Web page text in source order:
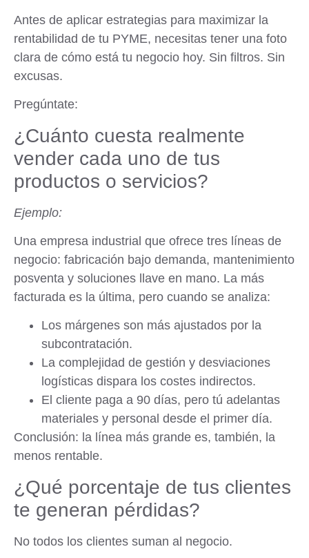
Antes de aplicar estrategias para maximizar la
rentabilidad de tu PYME, necesitas tener una foto
clara de cómo está tu negocio hoy. Sin filtros. Sin
excusas.
Pregúntate:
¿Cuánto cuesta realmente
vender cada uno de tus
productos o servicios?
Ejemplo:
Una empresa industrial que ofrece tres líneas de
negocio: fabricación bajo demanda, mantenimiento
posventa y soluciones llave en mano. La más
facturada es la última, pero cuando se analiza:
Los márgenes son más ajustados por la
subcontratación.
La complejidad de gestión y desviaciones
logísticas dispara los costes indirectos.
El cliente paga a 90 días, pero tú adelantas
materiales y personal desde el primer día.
Conclusión: la línea más grande es, también, la
menos rentable.
¿Qué porcentaje de tus clientes
te generan pérdidas?
No todos los clientes suman al negocio.